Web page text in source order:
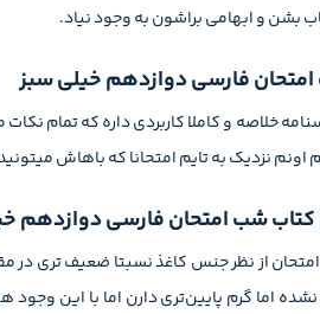
بشن و ابهامی براشون به وجود نیاد.
فارسی دوازدهم خیلی ‌سبز
خلاصه و کاملا کاربردی داره که تمام
اونم نزدیک به تایم امتحانا که باهاش
شب امتحان فارسی دوازدهم
از نظر جنس کاغذ نسبتا ضعیف تری در
اما گرم پایین‌تری دارن اما با این